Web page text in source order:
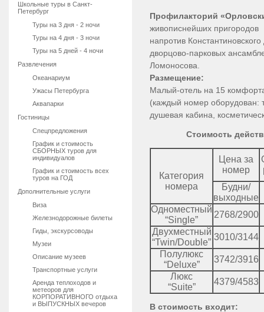
Профилакторий
живописнейших пригородов
напротив
дворцово-парковых
Ломоносова.
Размещение:
Малый-отель на 15
(каждый номер оборудован:
душевая кабина,
Стоимость
Категория
номера
Цена за
номер
Будни/
выходные
Одноместный
“Single”
2768/2900
Двухместный
“Twin/Double”
3010/3144
Полулюкс
“Deluxe”
3742/3916
Люкс
“Suite”
4379/4583
В стоимость входит:
Школьные туры в Санкт-
Петербург
Туры на 3 дня - 2 ночи
Туры на 4 дня - 3 ночи
Туры на 5 дней - 4 ночи
Развлечения
Океанариум
Ужасы Петербурга
Аквапарки
Гостиницы
Спецпредложения
График и стоимость
СБОРНЫХ туров для
индивидуалов
График и стоимость всех
туров на ГОД
Дополнительные услуги
Виза
Железнодорожные билеты
Гиды, экскурсоводы
Музеи
Описание музеев
Транспортные услуги
Аренда теплоходов и
метеоров для
КОРПОРАТИВНОГО отдыха
и ВЫПУСКНЫХ вечеров